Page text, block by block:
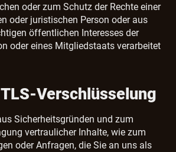
oder zum Schutz der Rechte einer
oder juristischen Person oder aus
öffentlichen Interesses der
oder eines Mitgliedstaats verarbeitet
Verschlüsselung
Sicherheitsgründen und zum
vertraulicher Inhalte, wie zum
oder Anfragen, die Sie an uns als